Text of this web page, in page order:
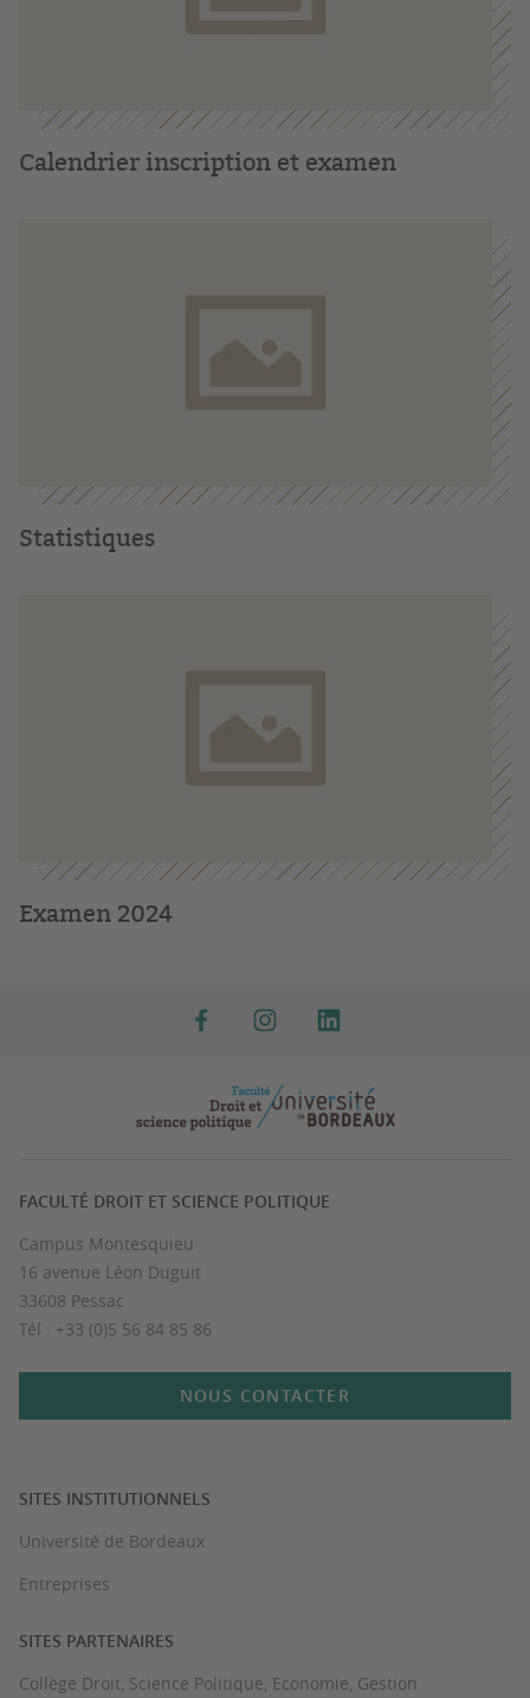
Calendrier inscription et examen
Statistiques
Examen 2024
FACULTÉ DROIT ET SCIENCE POLITIQUE
Campus Montesquieu
16 avenue Léon Duguit
33608 Pessac
Tél : +33 (0)5 56 84 85 86
NOUS CONTACTER
SITES INSTITUTIONNELS
Université de Bordeaux
Entreprises
SITES PARTENAIRES
Collège Droit, Science Politique, Economie, Gestion